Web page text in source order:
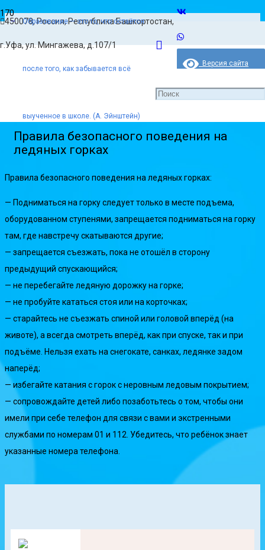
450078, Россия, Республика Башкортостан,
г.Уфа, ул. Мингажева, д.107/1
Версия сайта
для слабовидящих
Образование — это то, что остаётся
после того, как забывается всё
выученное в школе. (А. Эйнштейн)
Главная
Правила безопасного поведения на ледяных горках
Правила безопасного поведения на
ледяных горках
Правила безопасного поведения на ледяных горках:
— Подниматься на горку следует только в месте подъема,
оборудованном ступенями, запрещается подниматься на горку
там, где навстречу скатываются другие;
— запрещается съезжать, пока не отошёл в сторону
предыдущий спускающийся;
— не перебегайте ледяную дорожку на горке;
— не пробуйте кататься стоя или на корточках;
— cтарайтесь не съезжать спиной или головой вперёд (на
животе), а всегда смотреть вперёд, как при спуске, так и при
подъёме. Нельзя ехать на снегокате, санках, ледянке задом
наперёд;
— избегайте катания с горок с неровным ледовым покрытием;
— сопровождайте детей либо позаботьтесь о том, чтобы они
имели при себе телефон для связи с вами и экстренными
службами по номерам 01 и 112. Убедитесь, что ребёнок знает
указанные номера телефона.